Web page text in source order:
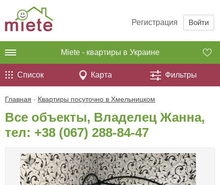
Регистрация Войти
Miete - квартиры в Украине
Список Карта Фильтры
Главная - Квартиры посуточно в Хмельницком
Все объекты, Владелец Жанна,
тел: +38 (067) 288-84-47